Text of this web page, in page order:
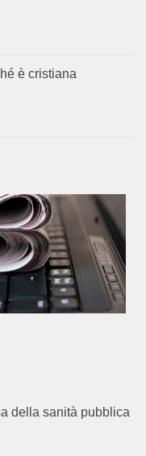
è cristiana
della sanità pubblica